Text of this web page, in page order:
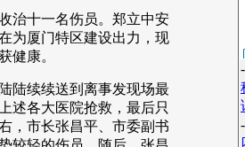
十一名伤员。郑立中安
为厦门特区建设出力，现
健康。
续续送到离事发现场最
述各大医院抢救，最后只
，市长张昌平、市委副书
-
-